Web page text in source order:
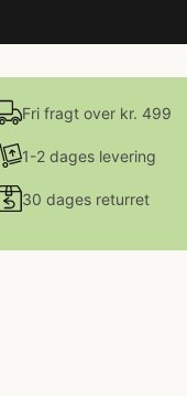
Fri fragt over kr. 499
1-2 dages levering
30 dages returret